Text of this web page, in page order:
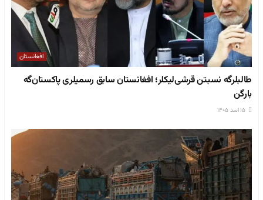
افغانستان
طالبلرگه نسبتن قرشی‌لیکلر؛ افغانستان سابق رسمیلری پاکستان‌گه
بارگن